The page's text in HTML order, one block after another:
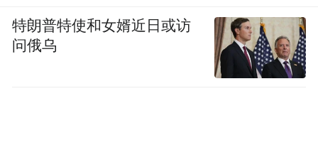
特朗普特使和女婿近日或访
问俄乌